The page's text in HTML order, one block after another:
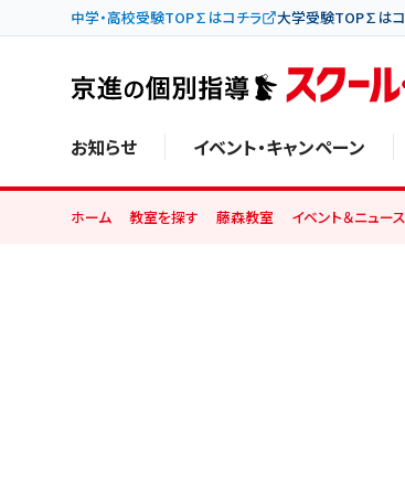
中学・高校受験TOP∑はコチラ 大学受験TOP∑は
お知らせ イベント・キャンペーン
ホーム 教室を探す 藤森教室 イベント＆ニュー